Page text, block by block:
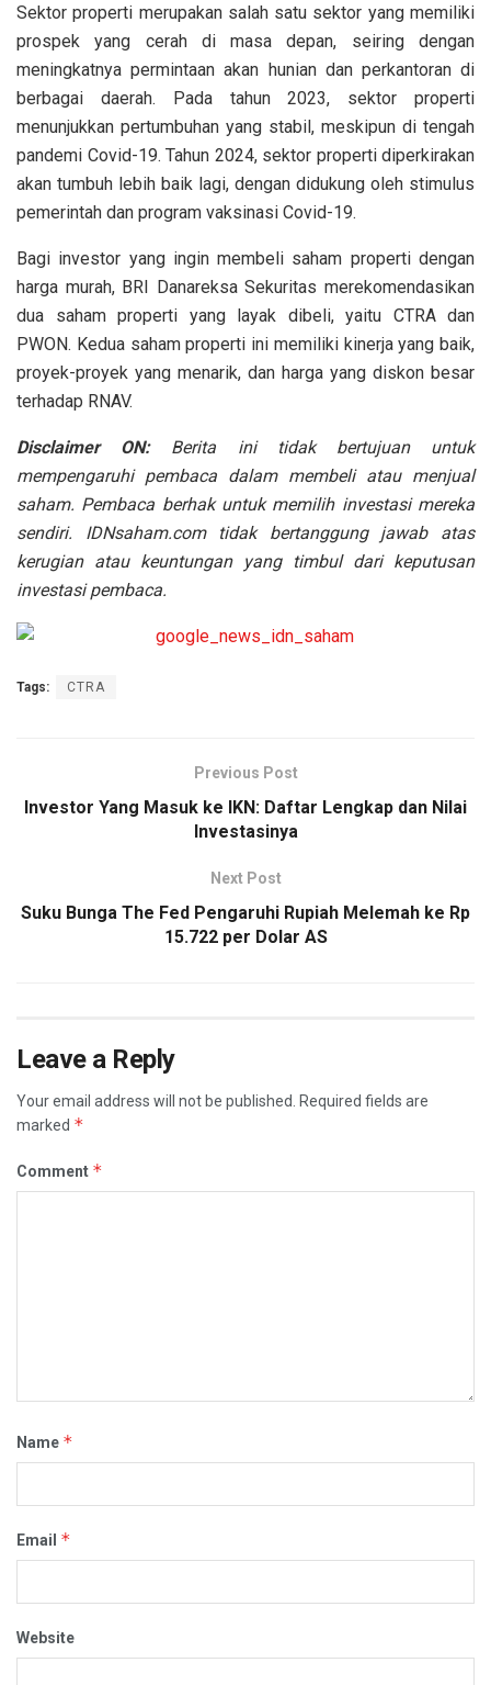
Sektor properti merupakan salah satu sektor yang memiliki
prospek yang cerah di masa depan, seiring dengan
meningkatnya permintaan akan hunian dan perkantoran di
berbagai daerah. Pada tahun 2023, sektor properti
menunjukkan pertumbuhan yang stabil, meskipun di tengah
pandemi Covid-19. Tahun 2024, sektor properti diperkirakan
akan tumbuh lebih baik lagi, dengan didukung oleh stimulus
pemerintah dan program vaksinasi Covid-19.
Bagi investor yang ingin membeli saham properti dengan
harga murah, BRI Danareksa Sekuritas merekomendasikan
dua saham properti yang layak dibeli, yaitu CTRA dan
PWON. Kedua saham properti ini memiliki kinerja yang baik,
proyek-proyek yang menarik, dan harga yang diskon besar
terhadap RNAV.
Disclaimer ON:Berita ini tidak bertujuan untuk
mempengaruhi pembaca dalam membeli atau menjual
saham. Pembaca berhak untuk memilih investasi mereka
sendiri. IDNsaham.com tidak bertanggung jawab atas
kerugian atau keuntungan yang timbul dari keputusan
investasi pembaca.
Tags: CTRA
Previous Post
Investor Yang Masuk ke IKN: Daftar Lengkap dan Nilai
Investasinya
Next Post
Suku Bunga The Fed Pengaruhi Rupiah Melemah ke Rp
15.722 per Dolar AS
Leave a Reply
Your email address will not be published.
Required fields are
marked *
Comment *
Name *
Email *
Website